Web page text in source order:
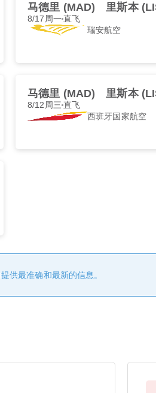
马德里 (MAD) 里斯本
8/17周一直飞
瑞安航空
马德里 (MAD) 里斯本
8/12周三 直飞
西班牙国家航空
供最准确和最新的信息。